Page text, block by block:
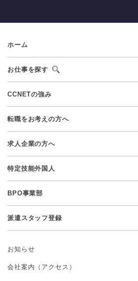
ホーム
お仕事を探す
CCNETの強み
転職をお考えの方へ
求人企業の方へ
特定技能外国人
BPO事業部
派遣スタッフ登録
お知らせ
会社案内（アクセス）